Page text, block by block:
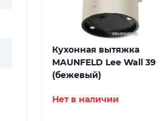
Кухонная вытяжка
MAUNFELD Lee Wall 39
(бежевый)
Нет в наличии